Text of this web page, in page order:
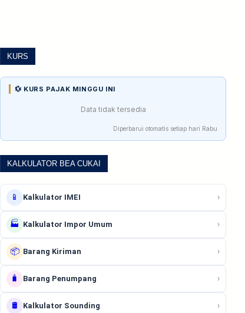
KURS
💱 KURS PAJAK MINGGU INI
Data tidak tersedia
Diperbarui otomatis setiap hari Rabu
KALKULATOR BEA CUKAI
📱 Kalkulator IMEI ›
🏭 Kalkulator Impor Umum ›
📦 Barang Kiriman ›
🧳 Barang Penumpang ›
🛢️ Kalkulator Sounding ›